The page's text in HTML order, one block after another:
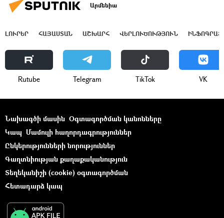
Արմենիա
ԼՈՒՐԵՐ ՀԱՅԱՍՏԱՆ ԱՇԽԱՐՀ ՎԵՐԼՈՒԾՈՒԹՅՈՒՆ
Rutube Telegram ТikТоk VK
Նախագծի մասին Օգտագործման կանոնները
Կապ Մամուլի հաղորդագրություններ
Ընկերությունների նորություններ
Գաղտնիության քաղաքականություն
Տեղեկանիշի (cookie) օգտագործման
Հետադարձ կապ